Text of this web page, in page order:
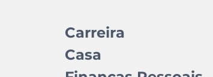
Carreira
Casa